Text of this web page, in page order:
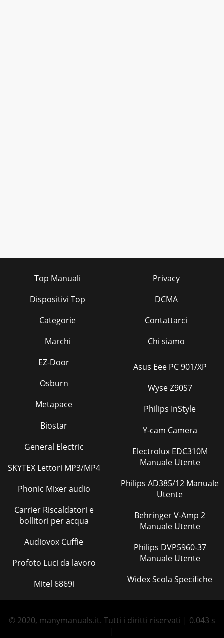
Top Manuali
Dispositivi Top
Categorie
Marchi
Privacy
DCMA
Contattarci
Chi siamo
EZ-Door
Osburn
Metapace
Biostar
General Electric
SKYTEX Lettori MP3/MP4
Phonic Mixer audio
Carrier Riscaldatori e
bollitori per acqua
Audiovox Cuffie
Profoto Luci da lavoro
Mitel 6869i
Asus Eee PC 901/XP
Wyse Z90S7
Philips InStyle
Y-cam Camera
Electrolux EDC310M
Manuale Utente
Philips AD385/12 Manuale
Utente
Behringer V-Amp 2
Manuale Utente
Philips DVP5960-37
Manuale Utente
Widex Scola Specifiche
© 2020, manymanuals.it. Tutti i diritti riservati | 0.043 s
|